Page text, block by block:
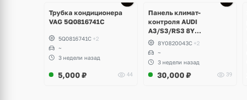
Трубка кондиционера
VAG 5Q0816741C
5Q0816741C +2
~
3 недели назад
5,000 ₽ 44
Панель климат-
контроля AUDI
A3/S3/RS3 8Y
8Y0820043C
8Y0820043C +2
~
3 недели назад
30,000 ₽ 39